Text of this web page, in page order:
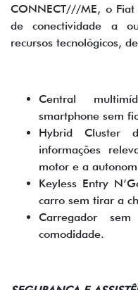
CONNECT///ME, o
de conectividade a
recursos tecnológicos,
Central
smartphone sem
Hybrid Cluster
informações
motor e a
Keyless Entry
carro sem tirar a
Carregador
comodidade.